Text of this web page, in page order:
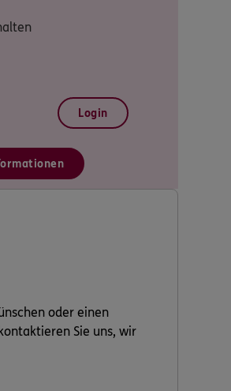
Login
oder einen
Sie uns, wir